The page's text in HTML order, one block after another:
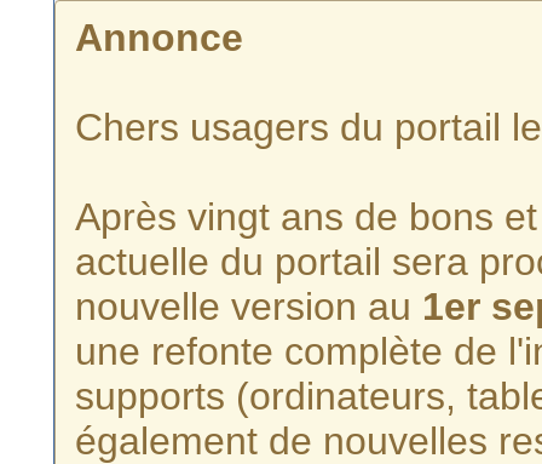
Annonce
Chers usagers du portail
Après vingt ans de bons
actuelle du portail sera
nouvelle version au 1er
une refonte complète de
supports (ordinateurs,
également de nouvelles